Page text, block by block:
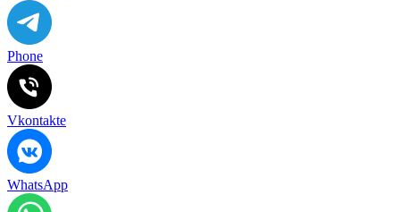
Phone
Vkontakte
WhatsApp